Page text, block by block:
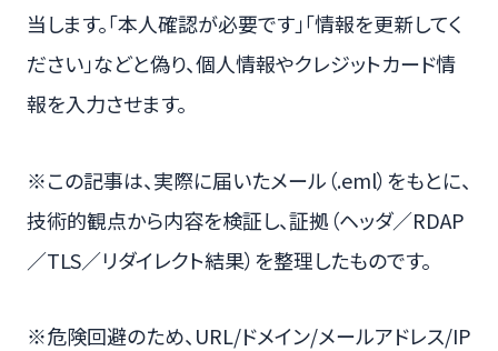
当します。「本人確認が必要です」「情報を更新してく
ださい」などと偽り、個人情報やクレジットカード情
報を入力させます。
※この記事は、実際に届いたメール（.eml）をもとに、
技術的観点から内容を検証し、証拠（ヘッダ／RDAP
／TLS／リダイレクト結果）を整理したものです。
※危険回避のため、URL/ドメイン/メールアドレス/IP